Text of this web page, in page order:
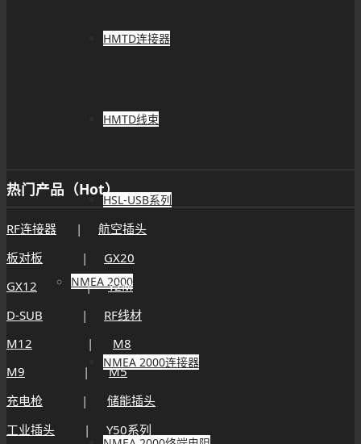
HMTD连接器
HMTD线束
HSL-USB系列
NMEA 2000
NMEA 2000连接器
热门产品（Hot）
RF连接器 | 航空插头
板对板 | GX20
GX12 |Y2M
D-SUB | RF线材
M12 | M8
M9 |M5
充电枪 | 储能插头
工业插头 | Y50系列